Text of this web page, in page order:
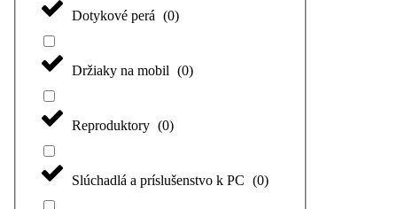
Dotykové perá (0)
Držiaky na mobil (0)
Reproduktory (0)
Slúchadlá a príslušenstvo k PC (0)